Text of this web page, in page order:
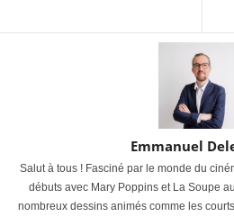
Emmanuel
Salut à tous ! Fasciné par le monde du
débuts avec Mary Poppins et La Soupe
nombreux dessins animés comme les